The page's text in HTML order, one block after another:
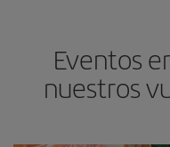
Eventos
nuestros